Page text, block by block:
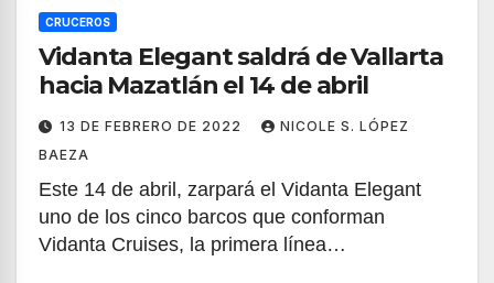
CRUCEROS
Vidanta Elegant saldrá de Vallarta
hacia Mazatlán el 14 de abril
13 DE FEBRERO DE 2022
NICOLE S. LÓPEZ
BAEZA
Este 14 de abril, zarpará el Vidanta Elegant
uno de los cinco barcos que conforman
Vidanta Cruises, la primera línea…